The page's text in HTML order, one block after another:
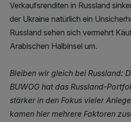
Verkaufsrenditen in Russland
der Ukraine natürlich ein
Russland sehen sich vermehrt
Arabischen Halbinsel um.
Bleiben wir gleich bei Russland:
BUWOG hat das Russland-
stärker in den Fokus vieler
kamen hier mehrere Faktoren